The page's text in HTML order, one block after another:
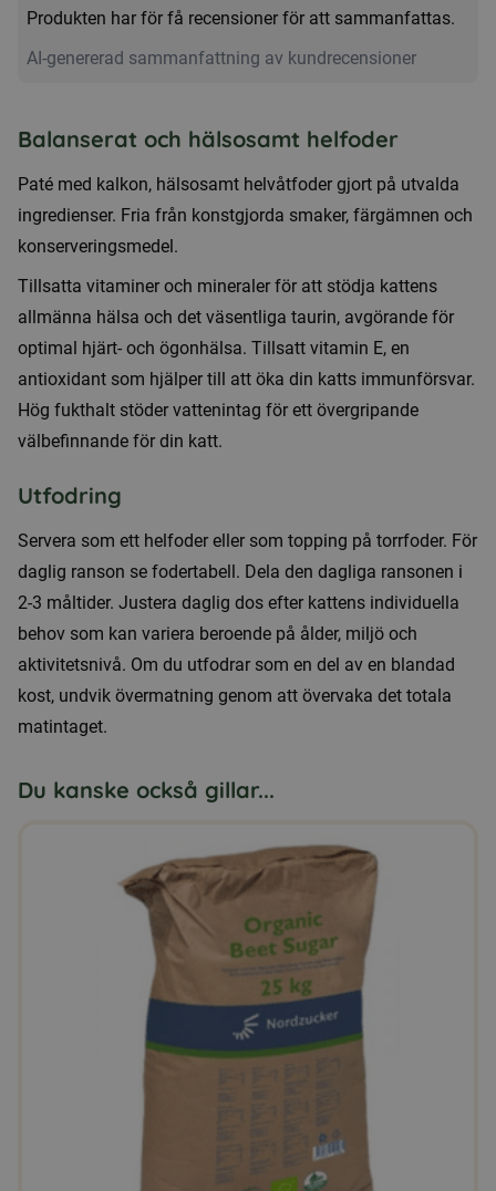
Sterilised,
kalkon,
mängd
Produkten har för få recensioner för att sammanfattas.
AI-genererad sammanfattning av kundrecensioner
Balanserat och hälsosamt helfoder
Paté med kalkon, hälsosamt helvåtfoder gjort på utvalda
ingredienser. Fria från konstgjorda smaker, färgämnen och
konserveringsmedel.
Tillsatta vitaminer och mineraler för att stödja kattens
allmänna hälsa och det väsentliga taurin, avgörande för
optimal hjärt- och ögonhälsa. Tillsatt vitamin E, en
antioxidant som hjälper till att öka din katts immunförsvar.
Hög fukthalt stöder vattenintag för ett övergripande
välbefinnande för din katt.
Utfodring
Servera som ett helfoder eller som topping på torrfoder. För
daglig ranson se fodertabell. Dela den dagliga ransonen i
2-3 måltider. Justera daglig dos efter kattens individuella
behov som kan variera beroende på ålder, miljö och
aktivitetsnivå. Om du utfodrar som en del av en blandad
kost, undvik övermatning genom att övervaka det totala
matintaget.
Du kanske också gillar...